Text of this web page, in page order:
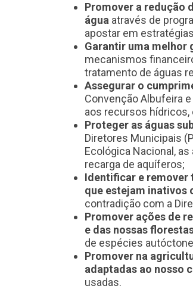
Promover a redução
água através de
apostar em
Garantir uma melhor
mecanismos
tratamento de águas
Assegurar o
Convenção Albufeira
aos recursos hídricos,
Proteger as águas
Diretores Municipais
Ecológica Nacional,
recarga de aquíferos;
Identificar e remover
que estejam inativos
contradição com a
Promover ações de
e das nossas
de espécies
Promover na
adaptadas ao nosso
usadas.